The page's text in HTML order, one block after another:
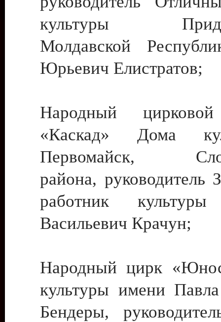
культуры
Молдавской
Юрьевич Елистратов;
Народный цирковой
«Каскад» Дома
Первомайск,
района, руководитель
работник культуры
Васильевич Крачун;
Народный цирк
культуры имени
Бендеры,